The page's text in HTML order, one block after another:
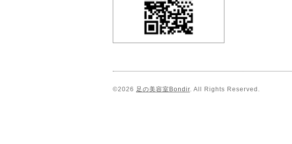
©2026 足の美容室Bondir. All Rights Reserved.